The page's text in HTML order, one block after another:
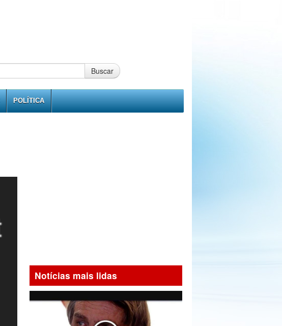
Buscar
POLÍTICA
Notícias mais lidas